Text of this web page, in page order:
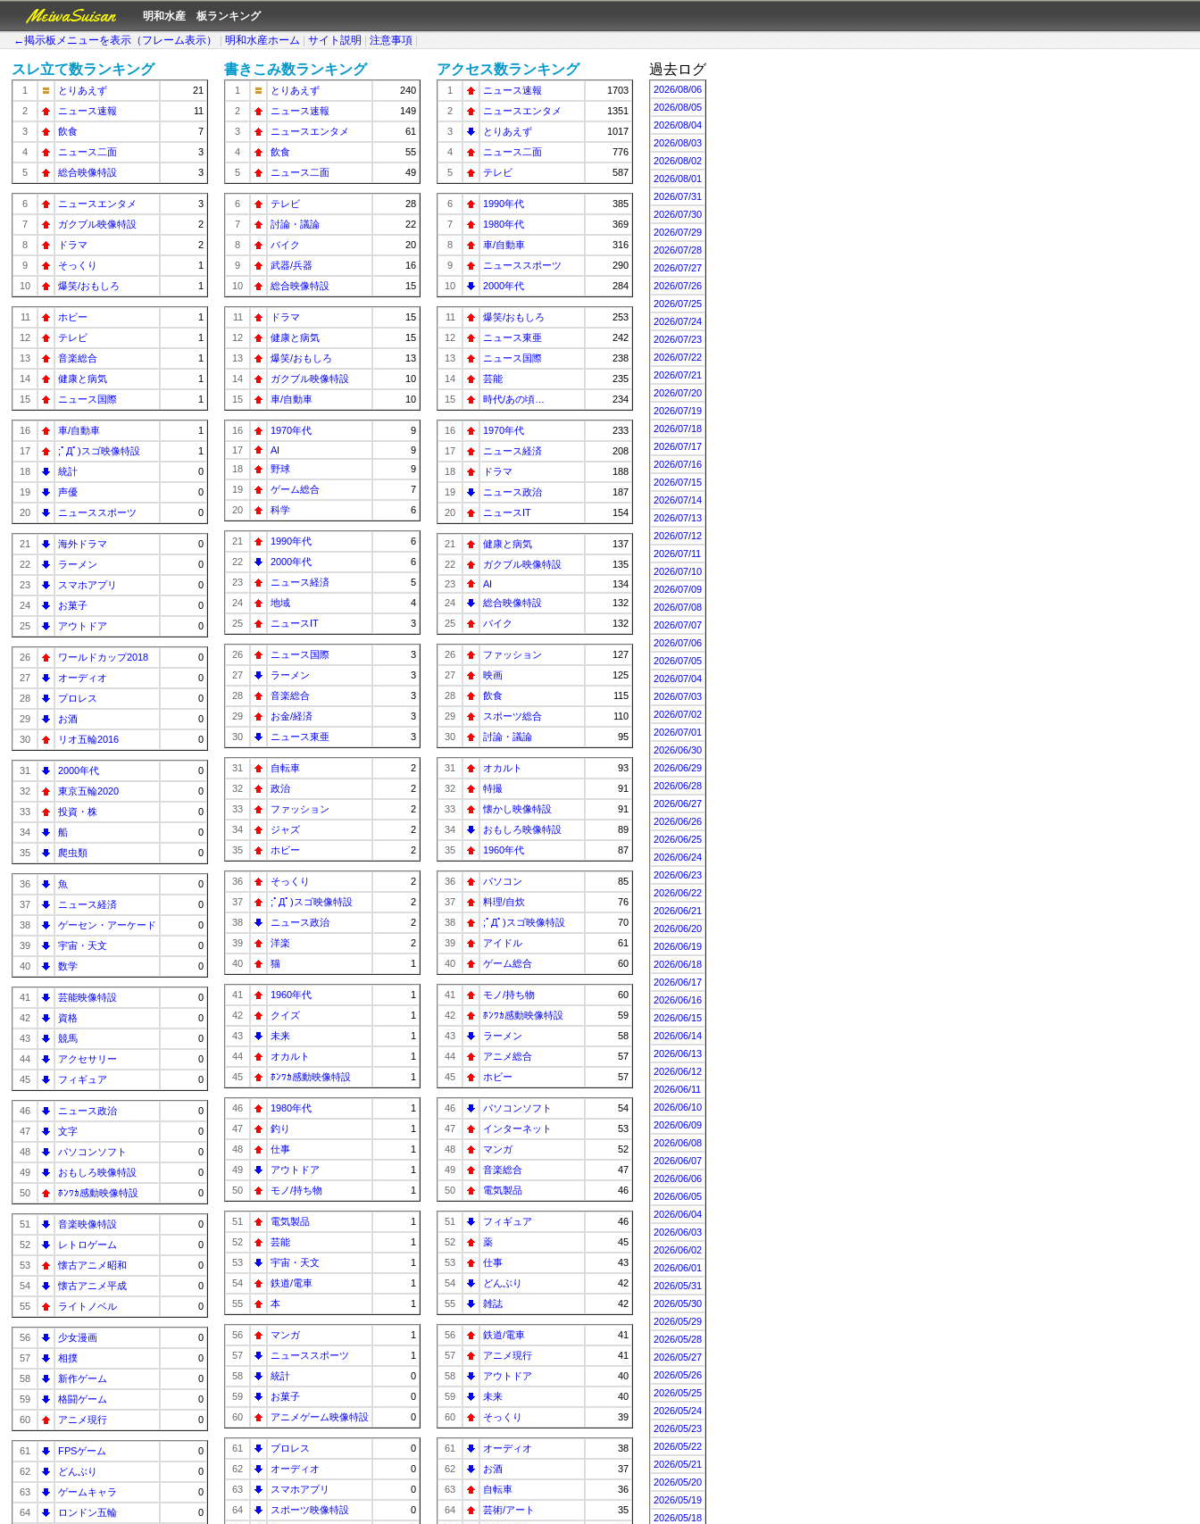
MeiwaSuisan
明和水産 板ランキング
←掲示板メニューを表示（フレーム表示）
明和水産ホーム サイト説明 注意事項
スレ立て数ランキング
1 とりあえず
21
2
ニュース速報
11
3
飲食
7
4
ニュース二面
3
5
総合映像特設 3
6 ニュースエンタメ
3
7
ガクブル映像特設
2
8
ドラマ
2
9
そっくり
1
10
爆笑/おもしろ 1
11 ホビー
1
12
テレビ
1
13
音楽総合
1
14
健康と病気
1
15
ニュース国際 1
16 車/自動車
1
17
;ﾟДﾟ)スゴ映像特設
1
18
統計
0
19
声優
0
20
ニューススポーツ 0
21 海外ドラマ
0
22
ラーメン
0
23
スマホアプリ
0
24
お菓子
0
25
アウトドア 0
26 ワールドカップ2018
0
27
オーディオ
0
28
プロレス
0
29
お酒
0
30
リオ五輪2016 0
31 2000年代
0
32
東京五輪2020
0
33
投資・株
0
34
船
0
35
爬虫類 0
36 魚
0
37
ニュース経済
0
38
ゲーセン・アーケード
0
39
宇宙・天文
0
40
数学 0
41 芸能映像特設
0
42
資格
0
43
競馬
0
44
アクセサリー
0
45
フィギュア 0
46 ニュース政治
0
47
文字
0
48
パソコンソフト
0
49
おもしろ映像特設
0
50
ﾎﾝﾜｶ感動映像特設 0
51 音楽映像特設
0
52
レトロゲーム
0
53
懐古アニメ昭和
0
54
懐古アニメ平成
0
55
ライトノベル 0
56 少女漫画
0
57
相撲
0
58
新作ゲーム
0
59
格闘ゲーム
0
60
アニメ現行 0
61 FPSゲーム
0
62
どんぶり
0
63
ゲームキャラ
0
64
ロンドン五輪
0
書きこみ数ランキング
1 とりあえず
240
2
ニュース速報
149
3
ニュースエンタメ
61
4
飲食
55
5
ニュース二面 49
6 テレビ
28
7
討論・議論
22
8
バイク
20
9
武器/兵器
16
10
総合映像特設 15
11 ドラマ
15
12
健康と病気
15
13
爆笑/おもしろ
13
14
ガクブル映像特設
10
15
車/自動車 10
16 1970年代
9
17
AI
9
18
野球
9
19
ゲーム総合
7
20
科学 6
21 1990年代
6
22
2000年代
6
23
ニュース経済
5
24
地域
4
25
ニュースIT 3
26 ニュース国際
3
27
ラーメン
3
28
音楽総合
3
29
お金/経済
3
30
ニュース東亜 3
31 自転車
2
32
政治
2
33
ファッション
2
34
ジャズ
2
35
ホビー 2
36 そっくり
2
37
;ﾟДﾟ)スゴ映像特設
2
38
ニュース政治
2
39
洋楽
2
40
猫 1
41 1960年代
1
42
クイズ
1
43
未来
1
44
オカルト
1
45
ﾎﾝﾜｶ感動映像特設 1
46 1980年代
1
47
釣り
1
48
仕事
1
49
アウトドア
1
50
モノ/持ち物 1
51 電気製品
1
52
芸能
1
53
宇宙・天文
1
54
鉄道/電車
1
55
本 1
56 マンガ
1
57
ニューススポーツ
1
58
統計
0
59
お菓子
0
60
アニメゲーム映像特設 0
61 プロレス
0
62
オーディオ
0
63
スマホアプリ
0
64
スポーツ映像特設
0
アクセス数ランキング
1 ニュース速報
1703
2
ニュースエンタメ
1351
3
とりあえず
1017
4
ニュース二面
776
5
テレビ 587
6 1990年代
385
7
1980年代
369
8
車/自動車
316
9
ニューススポーツ
290
10
2000年代 284
11 爆笑/おもしろ
253
12
ニュース東亜
242
13
ニュース国際
238
14
芸能
235
15
時代/あの頃… 234
16 1970年代
233
17
ニュース経済
208
18
ドラマ
188
19
ニュース政治
187
20
ニュースIT 154
21 健康と病気
137
22
ガクブル映像特設
135
23
AI
134
24
総合映像特設
132
25
バイク 132
26 ファッション
127
27
映画
125
28
飲食
115
29
スポーツ総合
110
30
討論・議論 95
31 オカルト
93
32
特撮
91
33
懐かし映像特設
91
34
おもしろ映像特設
89
35
1960年代 87
36 パソコン
85
37
料理/自炊
76
38
;ﾟДﾟ)スゴ映像特設
70
39
アイドル
61
40
ゲーム総合 60
41 モノ/持ち物
60
42
ﾎﾝﾜｶ感動映像特設
59
43
ラーメン
58
44
アニメ総合
57
45
ホビー 57
46 パソコンソフト
54
47
インターネット
53
48
マンガ
52
49
音楽総合
47
50
電気製品 46
51 フィギュア
46
52
薬
45
53
仕事
43
54
どんぶり
42
55
雑誌 42
56 鉄道/電車
41
57
アニメ現行
41
58
アウトドア
40
59
未来
40
60
そっくり 39
61 オーディオ
38
62
お酒
37
63
自転車
36
64
芸術/アート
35
過去ログ
2026/08/06
2026/08/05
2026/08/04
2026/08/03
2026/08/02
2026/08/01
2026/07/31
2026/07/30
2026/07/29
2026/07/28
2026/07/27
2026/07/26
2026/07/25
2026/07/24
2026/07/23
2026/07/22
2026/07/21
2026/07/20
2026/07/19
2026/07/18
2026/07/17
2026/07/16
2026/07/15
2026/07/14
2026/07/13
2026/07/12
2026/07/11
2026/07/10
2026/07/09
2026/07/08
2026/07/07
2026/07/06
2026/07/05
2026/07/04
2026/07/03
2026/07/02
2026/07/01
2026/06/30
2026/06/29
2026/06/28
2026/06/27
2026/06/26
2026/06/25
2026/06/24
2026/06/23
2026/06/22
2026/06/21
2026/06/20
2026/06/19
2026/06/18
2026/06/17
2026/06/16
2026/06/15
2026/06/14
2026/06/13
2026/06/12
2026/06/11
2026/06/10
2026/06/09
2026/06/08
2026/06/07
2026/06/06
2026/06/05
2026/06/04
2026/06/03
2026/06/02
2026/06/01
2026/05/31
2026/05/30
2026/05/29
2026/05/28
2026/05/27
2026/05/26
2026/05/25
2026/05/24
2026/05/23
2026/05/22
2026/05/21
2026/05/20
2026/05/19
2026/05/18